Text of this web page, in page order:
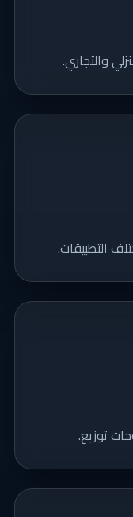
والتجاري.
التطبيقات.
توزيع.